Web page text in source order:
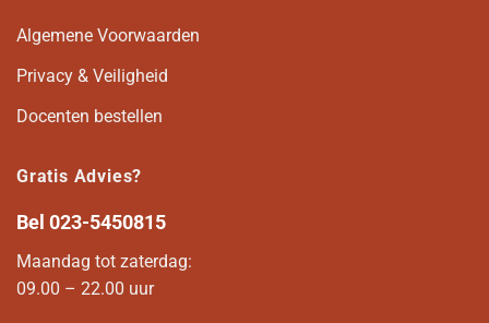
Algemene Voorwaarden
Privacy & Veiligheid
Docenten bestellen
Gratis Advies?
Bel 023-5450815
Maandag tot zaterdag:
09.00 – 22.00 uur